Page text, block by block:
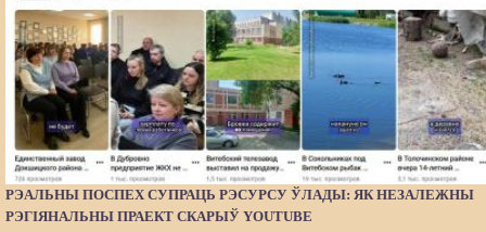
РЭАЛЬНЫ ПОСПЕХ СУПРАЦЬ РЭСУРСУ ЎЛАДЫ: ЯК НЕЗАЛЕЖНЫ
РЭГІЯНАЛЬНЫ ПРАЕКТ СКАРЫЎ YOUTUBE